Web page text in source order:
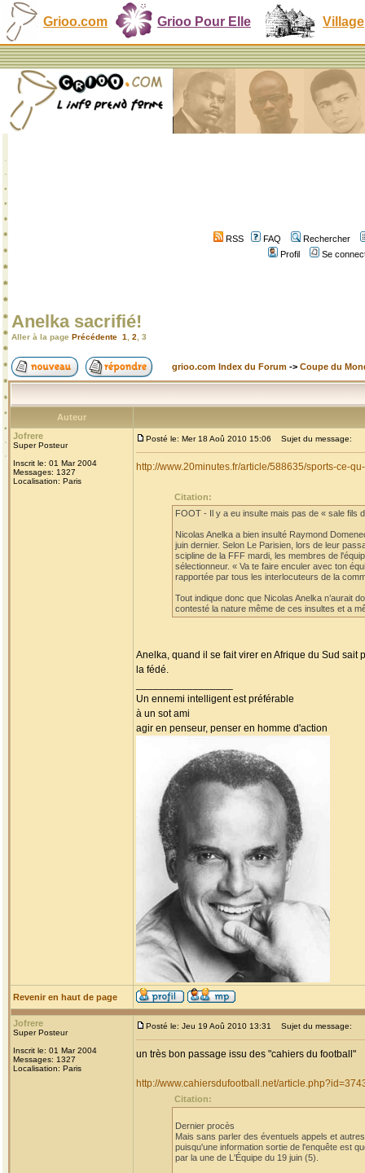
Grioo.com Grioo Pour Elle Village
RSS FAQ
Rechercher
Profil
Se
Anelka sacrifié!
Aller à la page Précédente 1 2 3
grioo.com Index du Forum -> Coupe du
Auteur
Jofrere
Super Posteur
Inscrit le: 01 Mar 2004
Messages: 1327
Localisation: Paris
Posté le: Mer 18 Aoû 2010 15:06 Sujet du message:
http://www.20minutes.fr/article/588635/sports-ce-
Citation:
FOOT - Il y a eu insulte mais pas de « sale fils
Nicolas Anelka a bien insulté Raymond
juin dernier. Selon Le Parisien, lors de leur
scipline de la FFF mardi, les membres de
sélectionneur. « Va te faire enculer avec ton
rapportée par tous les interlocuteurs de la
Tout indique donc que Nicolas Anelka n’aurait
contesté la nature même de ces insultes et a
Anelka, quand il se fait virer en Afrique du Sud
la fédé.
Un ennemi intelligent est préférable
à un sot ami
agir en penseur, penser en homme d'action
Revenir en haut de page
Jofrere
Super Posteur
Inscrit le: 01 Mar 2004
Messages: 1327
Localisation: Paris
Posté le: Jeu 19 Aoû 2010 13:31 Sujet du message:
un très bon passage issu des "cahiers du football"
http://www.cahiersdufootball.net/
Citation:
Dernier procès
Mais sans parler des éventuels appels et
puisqu'une information sortie de l'enquête est
par la une de L'Équipe du 19 juin (5).